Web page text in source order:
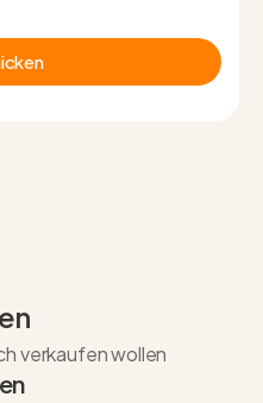
verkaufen wollen